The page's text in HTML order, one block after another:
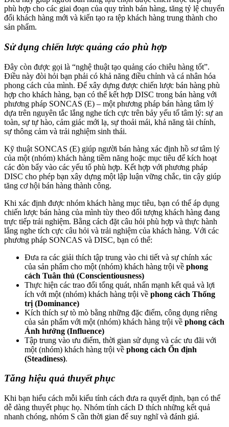
phù hợp cho các giai đoạn của quy trình bán hàng, tăng tỷ lệ chuyển
đổi khách hàng mới và kiến tạo ra tệp khách hàng trung thành cho
sản phẩm.
Sử dụng chiến lược quảng cáo phù hợp
Đây còn được gọi là “nghệ thuật tạo quảng cáo chiêu hàng tốt”.
Điều này đòi hỏi bạn phải có khả năng điều chỉnh và cá nhân hóa
phong cách của mình. Để xây dựng được chiến lược bán hàng phù
hợp cho khách hàng, bạn có thể kết hợp DISC trong bán hàng với
phương pháp SONCAS (E) – một phương pháp bán hàng tâm lý
dựa trên nguyên tắc lắng nghe tích cực trên bảy yếu tố tâm lý: sự an
toàn, sự tự hào, cảm giác mới lạ, sự thoải mái, khả năng tài chính,
sự thông cảm và trải nghiệm sinh thái.
Kỹ thuật SONCAS (E) giúp người bán hàng xác định hồ sơ tâm lý
của một (nhóm) khách hàng tiềm năng hoặc mục tiêu để kích hoạt
các đòn bẩy vào các yếu tố phù hợp. Kết hợp với phương pháp
DISC cho phép bạn xây dựng một lập luận vững chắc, tin cậy giúp
tăng cơ hội bán hàng thành công.
Khi xác định được nhóm khách hàng mục tiêu, bạn có thể áp dụng
chiến lược bán hàng của mình tùy theo đối tượng khách hàng đang
trực tiếp trải nghiệm. Bằng cách đặt câu hỏi phù hợp và thực hành
lắng nghe tích cực câu hỏi và trải nghiệm của khách hàng. Với các
phương pháp SONCAS và DISC, bạn có thể:
Đưa ra các giải thích tập trung vào chi tiết và sự chính xác
của sản phẩm cho một (nhóm) khách hàng trội về phong
cách Tuân thủ (Conscientiousness)
Thực hiện các trao đổi tổng quát, nhấn mạnh kết quả và lợi
ích với một (nhóm) khách hàng trội về phong cách Thống
trị (Dominance)
Kích thích sự tò mò bằng những đặc điểm, công dụng riêng
của sản phẩm với một (nhóm) khách hàng trội về phong cách
Ảnh hưởng (Influence)
Tập trung vào ưu điểm, thời gian sử dụng và các ưu đãi với
một (nhóm) khách hàng trội về phong cách Ổn định
(Steadiness).
Tăng hiệu quả thuyết phục
Khi bạn hiểu cách mỗi kiểu tính cách đưa ra quyết định, bạn có thể
dễ dàng thuyết phục họ. Nhóm tính cách D thích những kết quả
nhanh chóng, nhóm S cần thời gian để suy nghĩ và đánh giá.